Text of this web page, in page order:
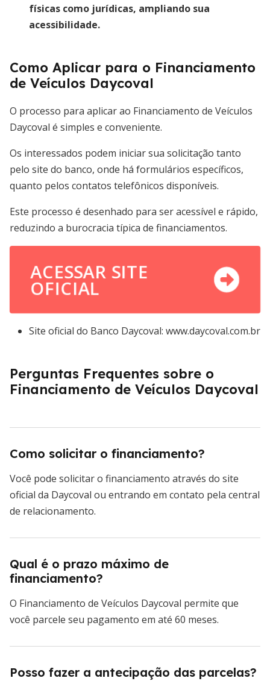
físicas como jurídicas, ampliando sua
acessibilidade.
Como Aplicar para o Financiamento
de Veículos Daycoval
O processo para aplicar ao Financiamento de Veículos
Daycoval é simples e conveniente.
Os interessados podem iniciar sua solicitação tanto
pelo site do banco, onde há formulários específicos,
quanto pelos contatos telefônicos disponíveis.
Este processo é desenhado para ser acessível e rápido,
reduzindo a burocracia típica de financiamentos.
ACESSAR SITE
OFICIAL
Site oficial do Banco Daycoval: www.daycoval.com.br
Perguntas Frequentes sobre o
Financiamento de Veículos Daycoval
Como solicitar o financiamento?
Você pode solicitar o financiamento através do site
oficial da Daycoval ou entrando em contato pela central
de relacionamento.
Qual é o prazo máximo de
financiamento?
O Financiamento de Veículos Daycoval permite que
você parcele seu pagamento em até 60 meses.
Posso fazer a antecipação das parcelas?